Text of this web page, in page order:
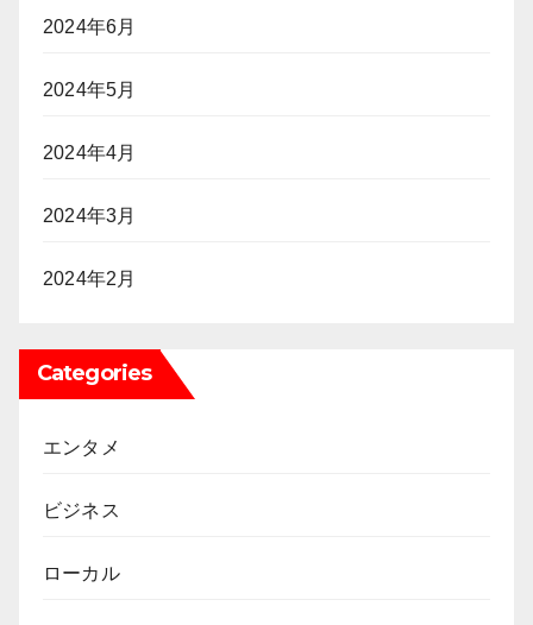
2024年6月
2024年5月
2024年4月
2024年3月
2024年2月
Categories
エンタメ
ビジネス
ローカル